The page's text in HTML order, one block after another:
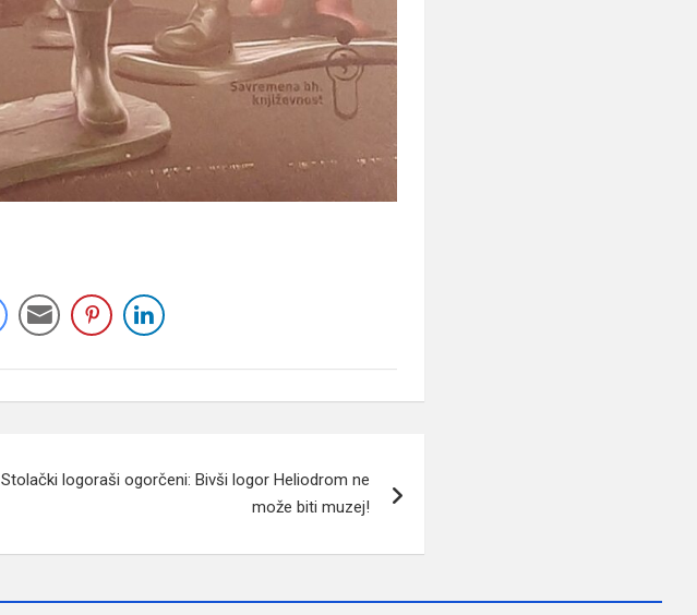
Stolački logoraši ogorčeni: Bivši logor Heliodrom ne
može biti muzej!